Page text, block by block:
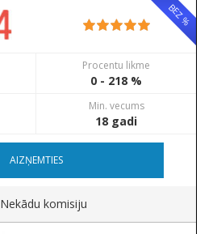
BEZ %
Procentu likme
0 - 218 %
Min. vecums
18 gadi
AIZŅEMTIES
Nekādu komisiju